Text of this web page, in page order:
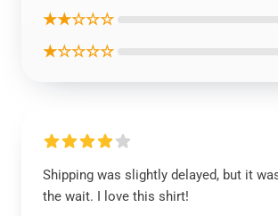
★★☆☆☆
★☆☆☆☆
Shipping was slightly delayed, but it
the wait. I love this shirt!